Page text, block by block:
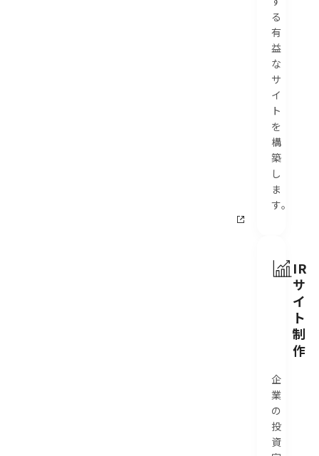
る
有
益
な
サ
イ
ト
を
構
築
し
ま
す。
IR
サ
イ
ト
制
作
企
業
の
投
資